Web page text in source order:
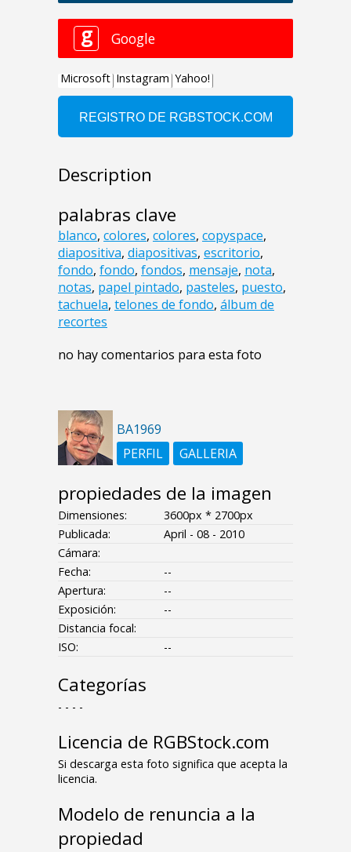
Description
palabras clave
blanco, colores, colores, copyspace,
diapositiva, diapositivas, escritorio,
fondo, fondo, fondos, mensaje, nota,
notas, papel pintado, pasteles, puesto,
tachuela, telones de fondo, álbum de
recortes
no hay comentarios para esta foto
BA1969
PERFIL
GALLERIA
propiedades de la imagen
Dimensiones:
3600px * 2700px
Publicada:
April - 08 - 2010
Cámara:
Fecha:
--
Apertura:
--
Exposición:
--
Distancia focal:
ISO:
--
Categorías
- - - -
Licencia de RGBStock.com
Si descarga esta foto significa que acepta la
licencia.
Modelo de renuncia a la
propiedad